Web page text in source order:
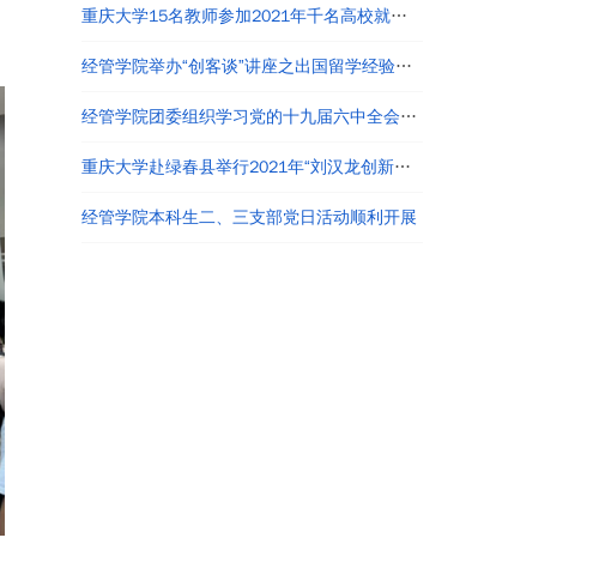
重庆大学15名教师参加2021年千名高校就业工作者专题培训
经管学院举办“创客谈”讲座之出国留学经验分享
经管学院团委组织学习党的十九届六中全会精神
重庆大学赴绿春县举行2021年“刘汉龙创新团队龙之梦”奖助学金颁发仪式
经管学院本科生二、三支部党日活动顺利开展